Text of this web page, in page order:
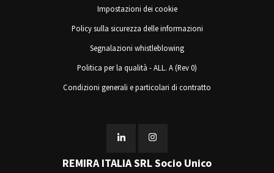
Impostazioni dei cookie
Policy sulla sicurezza delle informazioni
Segnalazioni whistleblowing
Politica per la qualità - ALL. A (Rev 0)
Condizioni generali e particolari di contratto
REMIRA ITALIA SRL Socio Unico